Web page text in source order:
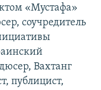
«Мустафа»
соучредитель
Вахтанг
публицист,